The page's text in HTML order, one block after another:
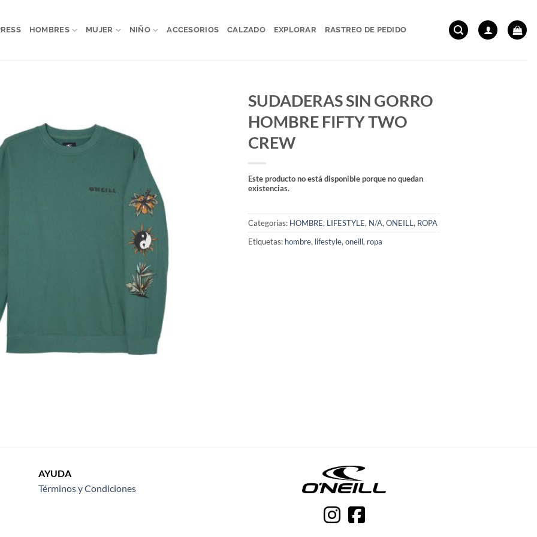
HOMBRES MUJER NIÑO ACCESORIOS CALZADO EXPLORAR RASTREO DE PEDIDO
SUDADERAS SIN GORRO
HOMBRE FIFTY TWO
CREW
Este producto no está disponible porque no quedan
existencias.
Categorías: HOMBRE, LIFESTYLE, N/A, ONEILL , ROPA
Etiquetas: hombre, lifestyle, oneill, ropa
AYUDA
Términos y Condiciones